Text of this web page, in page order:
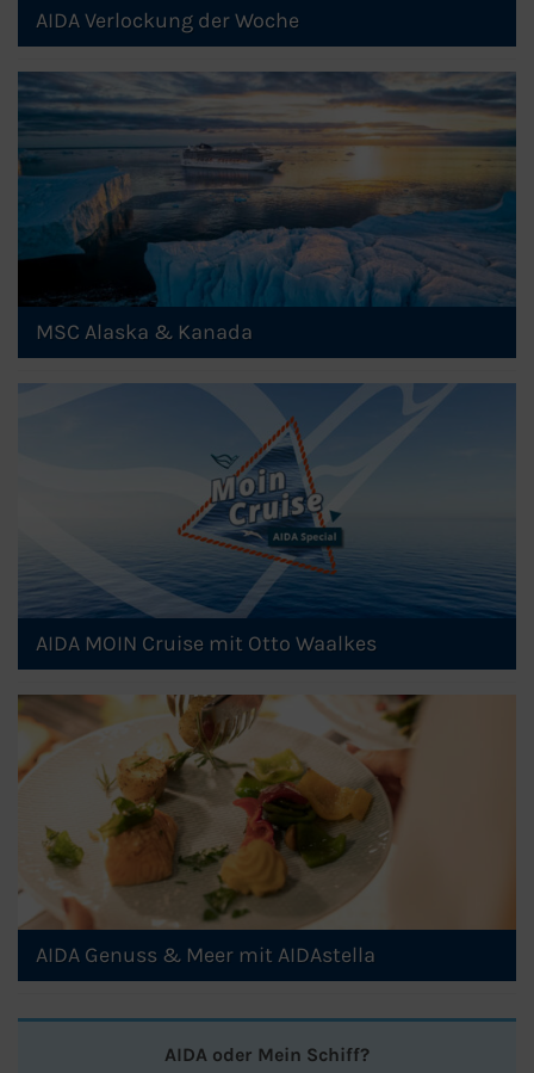
AIDA Verlockung der Woche
MSC Alaska & Kanada
AIDA MOIN Cruise mit Otto Waalkes
AIDA Genuss & Meer mit AIDAstella
AIDA oder Mein Schiff?